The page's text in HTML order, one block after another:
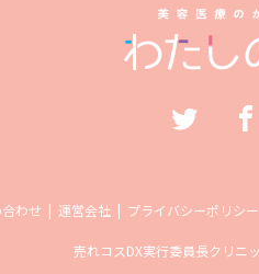
わせ 運営会社 プライバシーポリシー
売れコスDX実行委員長クリニ